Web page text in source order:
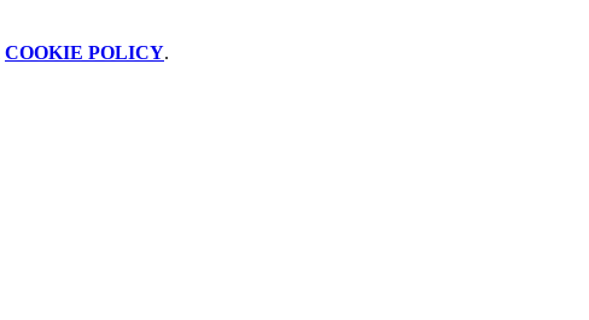
COOKIE POLICY.